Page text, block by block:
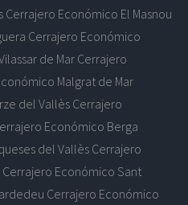
Cerrajero Económico El Masnou
Cerrajero Económico
de Mar Cerrajero
Malgrat de Mar
del Vallès Cerrajero
Económico Berga
del VallèsCerrajero
Cerrajero Económico Sant
Cerrajero Económico